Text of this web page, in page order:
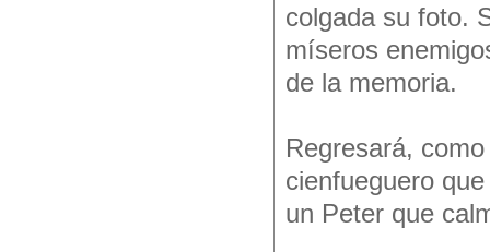
colgada su foto.
míseros
de la memoria.
Regresará,
cienfueguero
un Peter que